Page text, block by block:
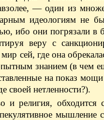
— один из
идеологиям не
ибо они погрязали в
веру с
сей, где она
знанием (в чем
на показ
своей нетленности?).
и религия, обходится
мышление